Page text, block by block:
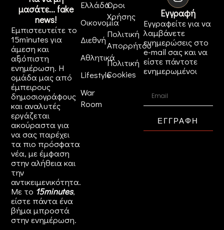
μασάτε... fake
news!
Εμπιστευτείτε το
15minutes για
άμεση και
αξιόπιστη
ενημέρωση. Η
ομάδα μας από
έμπειρους
δημοσιογράφους
και αναλυτές
εργάζεται
ακούραστα για
να σας παρέχει
τα πιο πρόσφατα
νέα, με έμφαση
στην αλήθεια και
την
αντικειμενικότητα.
Με το 15minutes,
είστε πάντα ένα
βήμα μπροστά
στηνενημέρωση.
Ελλάδα
Οικονομία
Διεθνή
Αθλητικά
Lifestyle
War
Room
Όροι
Χρήσης
Πολιτική
Απορρήτου
Πολιτική
Cookies
Εγγραφή
Εγγραφείτε για να
λαμβάνετε
ενημερώσεις στο
e-mail σας και να
είστε πάντοτε
ενημερωμένοι
ΕΓΓΡΑΦΗ